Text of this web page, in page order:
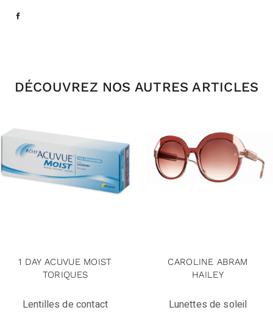
DÉCOUVREZ NOS AUTRES ARTICLES
1 DAY ACUVUE MOIST
TORIQUES
Lentilles de contact
CAROLINE ABRAM
HAILEY
Lunettes de soleil